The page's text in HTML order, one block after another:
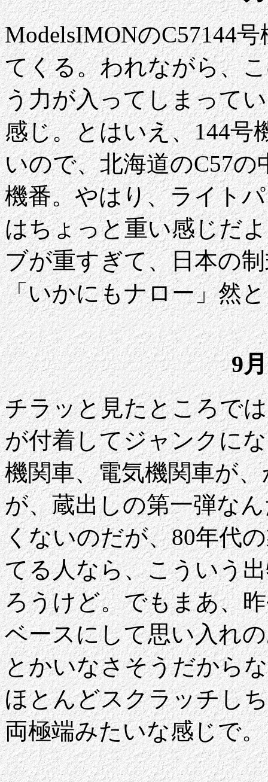
ModelsIMONのC57144
てくる。われながら、
う力が入ってしまって
感じ。とはいえ、144号
いので、北海道のC57
機番。やはり、ライト
はちょっと重い感じだ
ブが重すぎて、日本の
「いかにもナロー」然
9
チラッと見たところで
が付着してジャンクに
機関車、電気機関車が
が、蔵出しの第一弾な
くないのだが、80年代
てる人なら、こういう
ろうけど。でもまあ、
ベースにして思い入れ
とかいなさそうだから
ほとんどスクラッチし
両極端みたいな感じで。